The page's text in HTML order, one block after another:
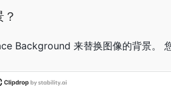
Background 来替换图像的背景。